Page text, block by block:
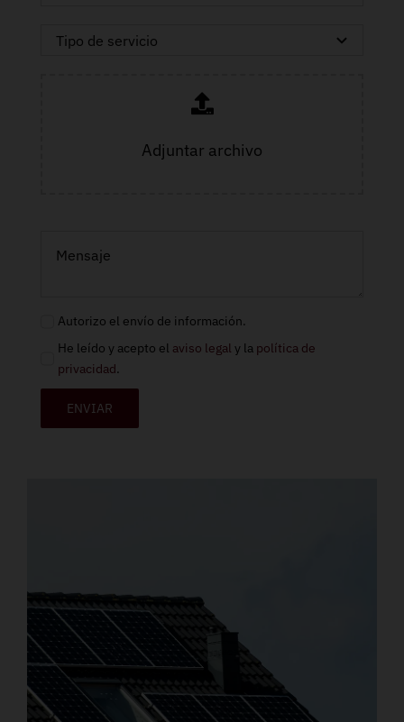
Adjuntar archivo
Autorizo el envío de información.
He leído y acepto el aviso legal y la política de
privacidad.
ENVIAR